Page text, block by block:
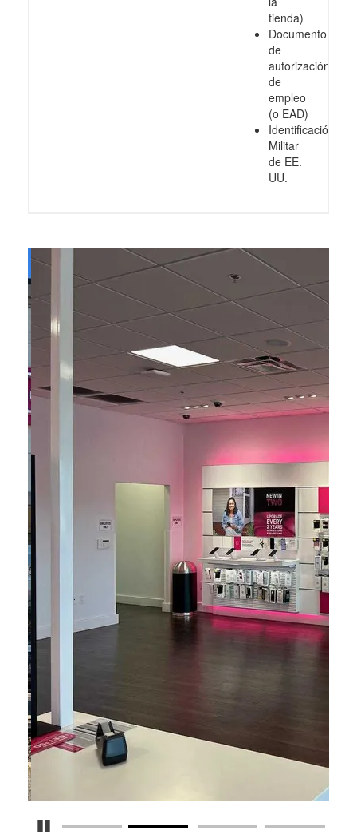
tienda)
Documento
de
autorización
de
empleo
(o EAD)
Identificación
Militar
de EE.
UU.
Detener carrusel